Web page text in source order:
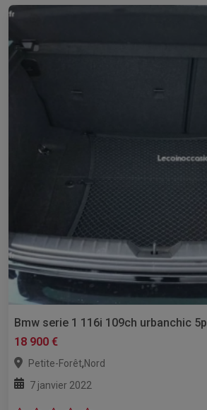
Bmw serie 1 116i 109ch urbanchic 5p
18 900 €
Petite-Forêt,Nord
7 janvier 2022